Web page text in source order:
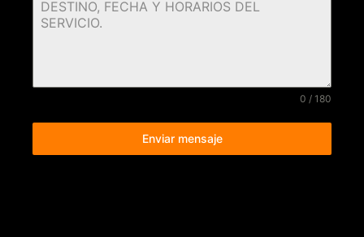
0 / 180
Enviar mensaje